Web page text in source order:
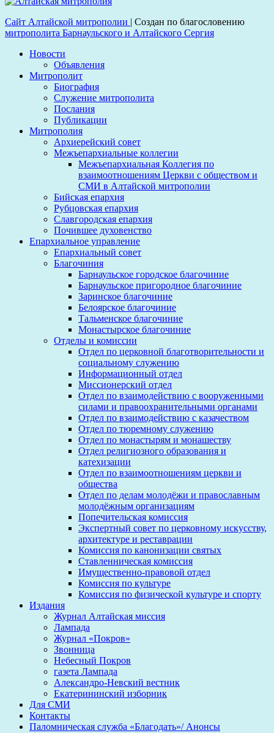
Сайт Алтайской митрополии | Создан по благословению
митрополита Барнаульского и Алтайского Сергия
Новости
Объявления
Митрополит
Биография
Служение митрополита
Послания
Публикации
Митрополия
Архиерейский совет
Межъепархиальные коллегии
Межъепархиальная Коллегия по
взаимоотношениям Церкви с обществом и
СМИ в Алтайской митрополии
Бийская епархия
Рубцовская епархия
Славгородская епархия
Почившее духовенство
Епархиальное управление
Епархиальный совет
Благочиния
Барнаульское городское благочиние
Барнаульское пригородное благочиние
Заринское благочиние
Белоярское благочиние
Тальменское благочиние
Монастырское благочиние
Отделы и комиссии
Отдел по церковной благотворительности и
социальному служению
Информационный отдел
Миссионерский отдел
Отдел по взаимодействию с вооруженными
силами и правоохранительными органами
Отдел по взаимодействию с казачеством
Отдел по тюремному служению
Отдел по монастырям и монашеству
Отдел религиозного образования и
катехизации
Отдел по взаимоотношениям церкви и
общества
Отдел по делам молодёжи и православным
молодёжным организациям
Попечительская комиссия
Экспертный совет по церковному искусству,
архитектуре и реставрации
Комиссия по канонизации святых
Ставленническая комиссия
Имущественно-правовой отдел
Комиссия по культуре
Комиссия по физической культуре и спорту
Издания
Журнал Алтайская миссия
Лампада
Журнал «Покров»
Звонница
Небесный Покров
газета Лампада
Александро-Невский вестник
Екатерининский изборник
Для СМИ
Контакты
Паломническая служба «Благодать»/ Анонсы